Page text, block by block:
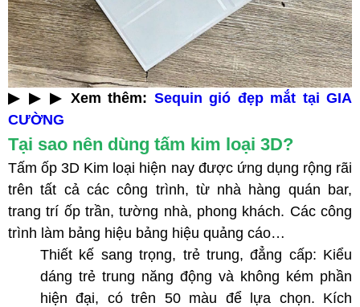
▶ ▶ ▶ Xem thêm: Sequin gió đẹp mắt tại GIA
CƯỜNG
Tại sao nên dùng tấm kim loại 3D?
Tấm ốp 3D Kim loại hiện nay được ứng dụng rộng rãi
trên tất cả các công trình, từ nhà hàng quán bar,
trang trí ốp trần, tường nhà, phong khách. Các công
trình làm bảng hiệu bảng hiệu quảng cáo…
Thiết kế sang trọng, trẻ trung, đẳng cấp: Kiểu
dáng trẻ trung năng động và không kém phần
hiện đại, có trên 50 màu để lựa chọn. Kích